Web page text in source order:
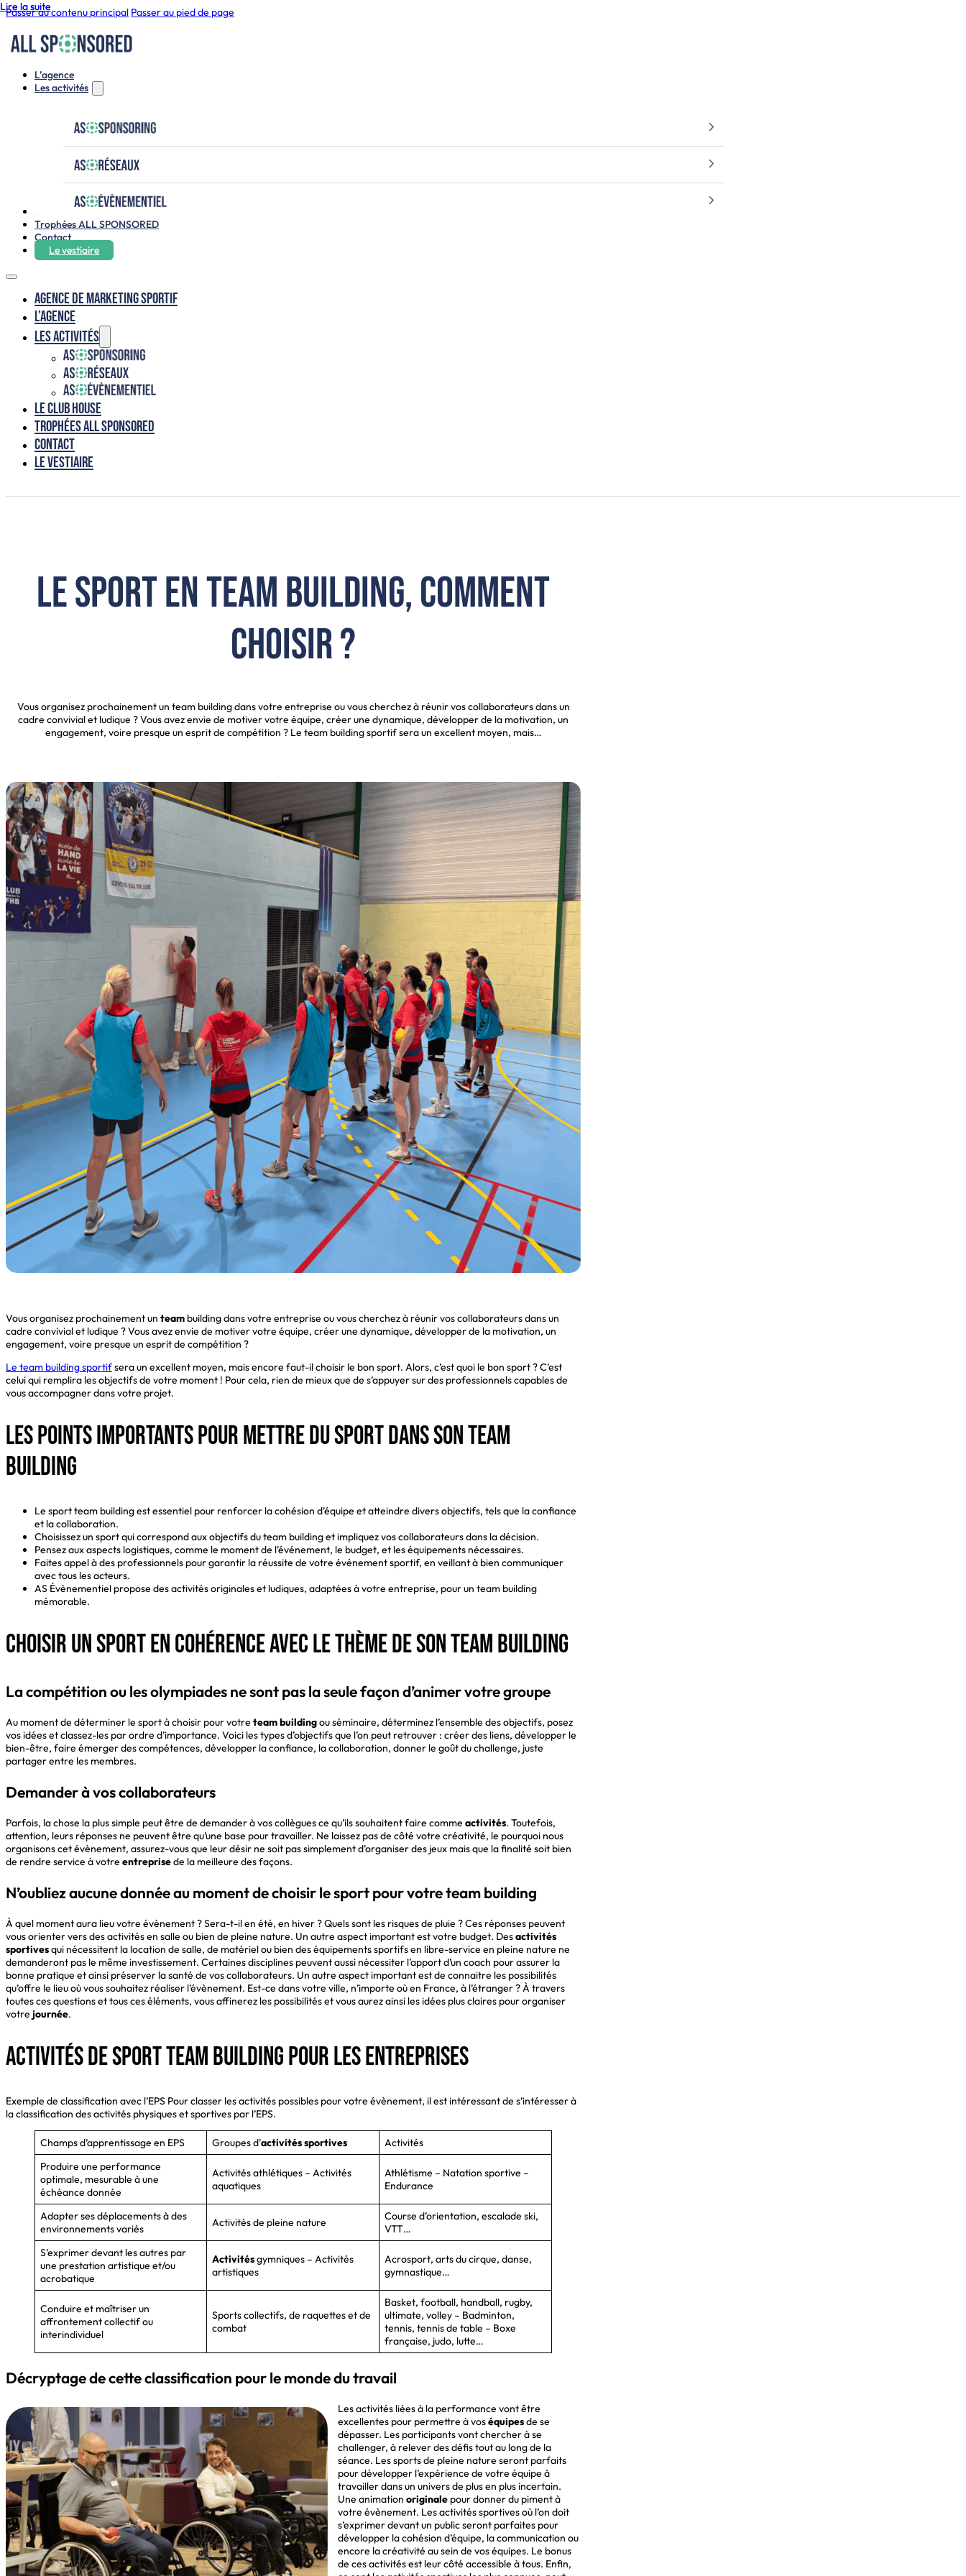
Passer au contenu principal Passer au pied de page
L’agence
Les activités
Le club house
Trophées ALL SPONSORED
Contact
Le vestiaire
Agence de marketing sportif
L’agence
Les activités
Le club house
Trophées ALL SPONSORED
Contact
Le vestiaire
Le sport en team building, comment
choisir ?
Vous organisez prochainement un team building dans votre entreprise ou vous cherchez à réunir vos collaborateurs dans un
cadre convivial et ludique ? Vous avez envie de motiver votre équipe, créer une dynamique, développer de la motivation, un
engagement, voire presque un esprit de compétition ? Le team building sportif sera un excellent moyen, mais…
Vous organisez prochainement un team building dans votre entreprise ou vous cherchez à réunir vos collaborateurs dans un
cadre convivial et ludique ? Vous avez envie de motiver votre équipe, créer une dynamique, développer de la motivation, un
engagement, voire presque un esprit de compétition ?
Le team building sportifsera un excellent moyen, mais encore faut-il choisir le bon sport. Alors, c’est quoi le bon sport ? C’est
celui qui remplira les objectifs de votre moment ! Pour cela, rien de mieux que de s’appuyer sur des professionnels capables de
vous accompagner dans votre projet.
Les points importants pour mettre du sport dans son team
building
Le sport team building est essentiel pour renforcer la cohésion d’équipe et atteindre divers objectifs, tels que la confiance
et la collaboration.
Choisissez un sport qui correspond aux objectifs du team building et impliquez vos collaborateurs dans la décision.
Pensez aux aspects logistiques, comme le moment de l’événement, le budget, et les équipements nécessaires.
Faites appel à des professionnels pour garantir la réussite de votre événement sportif, en veillant à bien communiquer
avec tous les acteurs.
AS Évènementiel propose des activités originales et ludiques, adaptées à votre entreprise, pour un team building
mémorable.
Choisir un sport en cohérence avec le thème de son team building
La compétition ou les olympiades ne sont pas la seule façon d’animer votre groupe
Au moment de déterminer le sport à choisir pour votre team buildingou séminaire, déterminez l’ensemble des objectifs, posez
vos idées et classez-les par ordre d’importance. Voici les types d’objectifs que l’on peut retrouver : créer des liens, développer le
bien-être, faire émerger des compétences, développer la confiance, la collaboration, donner le goût du challenge, juste
partager entre les membres.
Demander à vos collaborateurs
Parfois, la chose la plus simple peut être de demander à vos collègues ce qu’ils souhaitent faire comme activités. Toutefois,
attention, leurs réponses ne peuvent être qu’une base pour travailler. Ne laissez pas de côté votre créativité, le pourquoi nous
organisons cet évènement, assurez-vous que leur désir ne soit pas simplement d’organiser des jeux mais que la finalité soit bien
de rendre service à votre entreprisede la meilleure des façons.
N’oubliez aucune donnée au moment de choisir le sport pour votre team building
À quel moment aura lieu votre évènement ? Sera-t-il en été, en hiver ? Quels sont les risques de pluie ? Ces réponses peuvent
vous orienter vers des activités en salle ou bien de pleine nature. Un autre aspect important est votre budget. Desactivités
sportivesqui nécessitent la location de salle, de matériel ou bien des équipements sportifs en libre-service en pleine nature ne
demanderont pas le même investissement. Certaines disciplines peuvent aussi nécessiter l’apport d’un coach pour assurer la
bonne pratique et ainsi préserver la santé de vos collaborateurs. Un autre aspect important est de connaitre les possibilités
qu’offre le lieu où vous souhaitez réaliser l’évènement. Est-ce dans votre ville, n’importe où en France, à l’étranger ? À travers
toutes ces questions et tous ces éléments, vous affinerez les possibilités et vous aurez ainsi les idées plus claires pour organiser
votre journée.
Activités de sport team building pour les entreprises
Exemple de classification avec l’EPS Pour classer les activités possibles pour votre évènement, il est intéressant de s’intéresser à
la classification des activités physiques et sportives par l’EPS.
Champs d’apprentissage en EPS Groupes d’activités sportives
Activités
Produire une performance
optimale, mesurable à une
échéance donnée
Activités athlétiques – Activités
aquatiques
Athlétisme – Natation sportive –
Endurance
Adapter ses déplacements à des
environnements variés
Activités de pleine nature
Course d’orientation, escalade ski,
VTT…
S’exprimer devant les autres par
une prestation artistique et/ou
acrobatique
Activitésgymniques – Activités
artistiques
Acrosport, arts du cirque, danse,
gymnastique…
Conduire et maîtriser un
affrontement collectif ou
interindividuel
Sports collectifs, de raquettes et de
combat
Basket, football, handball, rugby,
ultimate, volley – Badminton,
tennis, tennis de table – Boxe
française, judo, lutte…
Décryptage de cette classification pour le monde du travail
Les activités liées à la performance vont être
excellentes pour permettre à voséquipesde se
dépasser. Les participants vont chercher à se
challenger, à relever des défis tout au long de la
séance. Les sports de pleine nature seront parfaits
pour développer l’expérience de votre équipe à
travailler dans un univers de plus en plus incertain.
Une animation originale pour donner du piment à
votre évènement. Les activités sportives où l’on doit
s’exprimer devant un public seront parfaites pour
développer la cohésion d’équipe, la communication ou
encore la créativité au sein de vos équipes. Le bonus
de ces activités est leur côté accessible à tous. Enfin,
Lire la suite
Lire la suite